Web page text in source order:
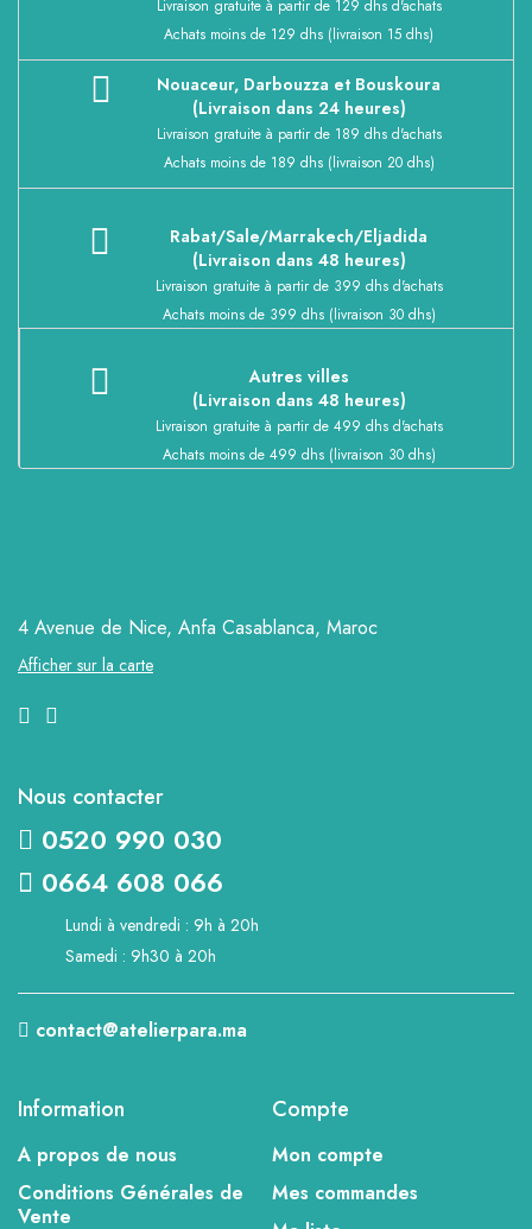
Livraison gratuite à partir de 129 dhs d'achats
Achats moins de 129 dhs (livraison 15 dhs)
Nouaceur, Darbouzza et Bouskoura
(Livraison dans 24 heures)
Livraison gratuite à partir de 189 dhs d'achats
Achats moins de 189 dhs (livraison 20 dhs)
Rabat/Sale/Marrakech/Eljadida
(Livraison dans 48 heures)
Livraison gratuite à partir de 399 dhs d'achats
Achats moins de 399 dhs (livraison 30 dhs)
Autres villes
(Livraison dans 48 heures)
Livraison gratuite à partir de 499 dhs d'achats
Achats moins de 499 dhs (livraison 30 dhs)
4 Avenue de Nice, Anfa Casablanca, Maroc
Afficher sur la carte
Nous contacter
0520 990 030
0664 608 066
Lundi à vendredi : 9h à 20h
Samedi : 9h30 à 20h
contact@atelierpara.ma
Information
A propos de nous
Conditions Générales de
Vente
Compte
Mon compte
Mes commandes